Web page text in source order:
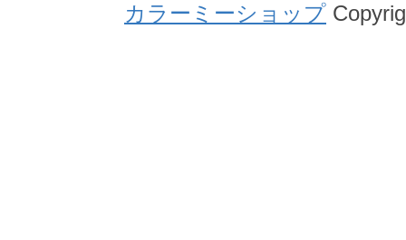
カラーミーショップ